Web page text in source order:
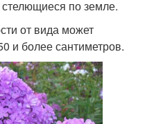
по земле.
от вида может
и более сантиметров.